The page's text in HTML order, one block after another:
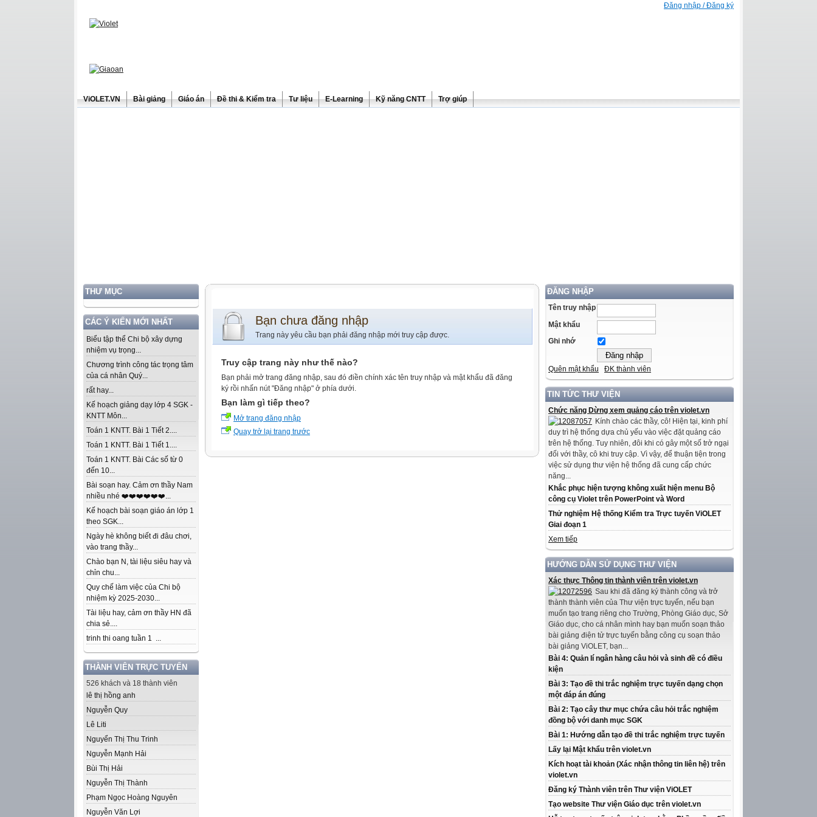
Đăng nhập / Đăng ký
ViOLET.VN Bài giảng Giáo án Đề thi & Kiểm tra Tư liệu E-Learning Kỹ năng CNTT Trợ giúp
THƯ MỤC
CÁC Ý KIẾN MỚI NHẤT
Biểu tập thể Chi bộ xây dựng
nhiệm vụ trọng...
Chương trình công tác trọng tâm
của cá nhân Quý...
rất hay...
Kế hoạch giảng dạy lớp 4 SGK -
KNTT Môn...
Toán 1 KNTT. Bài 1 Tiết 2....
Toán 1 KNTT. Bài 1 Tiết 1....
Toán 1 KNTT. Bài Các số từ 0
đến 10...
Bài soạn hay. Cảm ơn thầy Nam
nhiều nhé ❤️❤️❤️❤️❤️❤️...
Kế hoạch bài soạn giáo án lớp 1
theo SGK...
Ngày hè không biết đi đâu chơi,
vào trang thầy...
Chào bạn N, tài liệu siêu hay và
chỉn chu...
Quy chế làm việc của Chi bộ
nhiệm kỳ 2025-2030...
Tài liệu hay, cảm ơn thầy HN đã
chia sẻ....
trinh thi oang tuần 1 ...
THÀNH VIÊN TRỰC TUYẾN
526 khách và 18 thành viên
lê thị hồng anh
Nguyễn Quy
Lê Liti
Nguyển Thị Thu Trinh
Nguyễn Mạnh Hải
Bùi Thị Hải
Nguyễn Thị Thành
Phạm Ngọc Hoàng Nguyên
Nguyễn Văn Lợi
ĐĂNG NHẬP
Tên truy nhập
Mật khẩu
Ghi nhớ
Quên mật khẩu ĐK thành viên
TIN TỨC THƯ VIỆN
Chức năng Dừng xem quảng cáo trên violet.vn
Kính chào các thầy, cô! Hiện tại, kinh phí
duy trì hệ thống dựa chủ yếu vào việc đặt quảng cáo
trên hệ thống. Tuy nhiên, đôi khi có gây một số trở ngại
đối với thầy, cô khi truy cập. Vì vậy, để thuận tiện trong
việc sử dụng thư viện hệ thống đã cung cấp chức
năng...
Khắc phục hiện tượng không xuất hiện menu Bộ
công cụ Violet trên PowerPoint và Word
Thử nghiệm Hệ thống Kiểm tra Trực tuyến ViOLET
Giai đoạn 1
Xem tiếp
HƯỚNG DẪN SỬ DỤNG THƯ VIỆN
Xác thực Thông tin thành viên trên violet.vn
Sau khi đã đăng ký thành công và trở
thành thành viên của Thư viện trực tuyến, nếu bạn
muốn tạo trang riêng cho Trường, Phòng Giáo dục, Sở
Giáo dục, cho cá nhân mình hay bạn muốn soạn thảo
bài giảng điện tử trực tuyến bằng công cụ soạn thảo
bài giảng ViOLET, bạn...
Bài 4: Quản lí ngân hàng câu hỏi và sinh đề có điều
kiện
Bài 3: Tạo đề thi trắc nghiệm trực tuyến dạng chọn
một đáp án đúng
Bài 2: Tạo cây thư mục chứa câu hỏi trắc nghiệm
đồng bộ với danh mục SGK
Bài 1: Hướng dẫn tạo đề thi trắc nghiệm trực tuyến
Lấy lại Mật khẩu trên violet.vn
Kích hoạt tài khoản (Xác nhận thông tin liên hệ) trên
violet.vn
Đăng ký Thành viên trên Thư viện ViOLET
Tạo website Thư viện Giáo dục trên violet.vn
Bạn chưa đăng nhập
Trang này yêu cầu bạn phải đăng nhập mới truy cập được.
Truy cập trang này như thế nào?
Bạn phải mở trang đăng nhập, sau đó điền chính xác tên truy nhập và mật khẩu đã đăng
ký rồi nhấn nút "Đăng nhập" ở phía dưới.
Bạn làm gì tiếp theo?
Mở trang đăng nhập
Quay trở lại trang trước